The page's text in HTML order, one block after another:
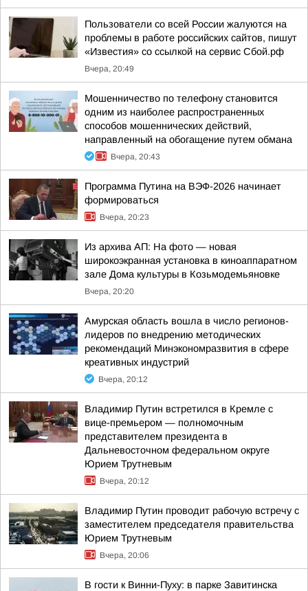
Пользователи со всей России жалуются на
проблемы в работе российских сайтов, пишут
«Известия» со ссылкой на сервис Сбой.рф
Вчера, 20:49
Мошенничество по телефону становится
одним из наиболее распространенных
способов мошеннических действий,
направленный на обогащение путем обмана
Вчера, 20:43
Программа Путина на ВЭФ-2026 начинает
формироваться
Вчера, 20:23
Из архива АП: На фото — новая
широкоэкранная установка в киноаппаратном
зале Дома культуры в Козьмодемьяновке
Вчера, 20:20
Амурская область вошла в число регионов-
лидеров по внедрению методических
рекомендаций Минэкономразвития в сфере
креативных индустрий
Вчера, 20:12
Владимир Путин встретился в Кремле с
вице-премьером — полномочным
представителем президента в
Дальневосточном федеральном округе
Юрием Трутневым
Вчера, 20:12
Владимир Путин проводит рабочую встречу с
заместителем председателя правительства
Юрием Трутневым
Вчера, 20:06
В гости к Винни-Пуху: в парке Завитинска